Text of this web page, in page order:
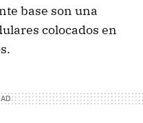
base son una
colocados en